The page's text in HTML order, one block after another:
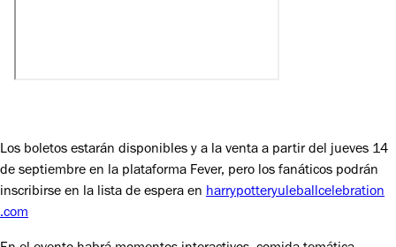
Los boletos estarán disponibles y a la venta a partir del jueves 14
de septiembre en la plataforma Fever, pero los fanáticos podrán
inscribirse en la lista de espera en harrypotteryuleballcelebration
.com